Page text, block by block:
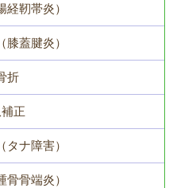
経靭帯炎）
膝蓋腱炎）
折
正
ナ障害）
骨骨端炎）